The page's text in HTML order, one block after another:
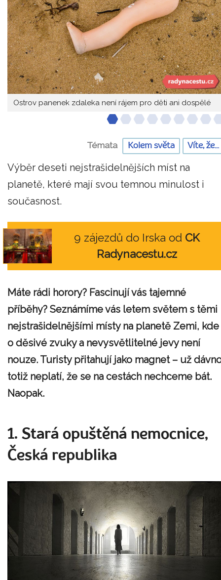
Ostrov panenek zdaleka není rájem pro děti ani dospělé
Témata Kolem světa Víte, že...
Výběr deseti nejstrašidelnějších míst na
planetě, které mají svou temnou minulost i
současnost.
9 zájezdů do Irska od CK
Radynacestu.cz
Máte rádi horory? Fascinují vás tajemné
příběhy? Seznámíme vás letem světem s těmi
nejstrašidelnějšími místy na planetě Zemi, kde
o děsivé zvuky a nevysvětlitelné jevy není
nouze. Turisty přitahují jako magnet – už
totiž neplatí, že se na cestách nechceme bát.
Naopak.
1. Stará opuštěná nemocnice,
Česká republika